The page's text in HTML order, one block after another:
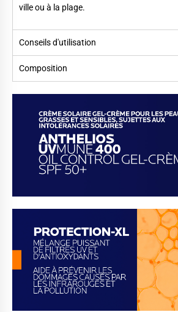
ville ou à la plage.
Conseils d'utilisation
Composition